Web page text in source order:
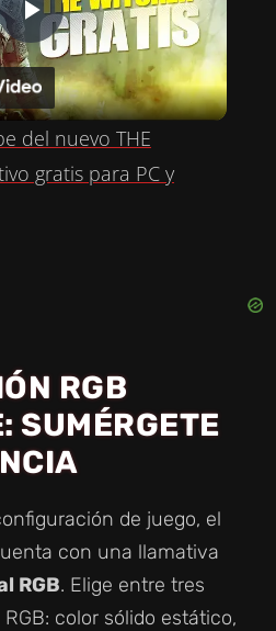
P
L
A
I
D
E
O
del nuevo THE
gratis para PC y
RGB
SUMÉRGETE
de juego, el
con una llamativa
RGB. Elige entre tres
color sólido estático,